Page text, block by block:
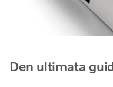
Den ultimata